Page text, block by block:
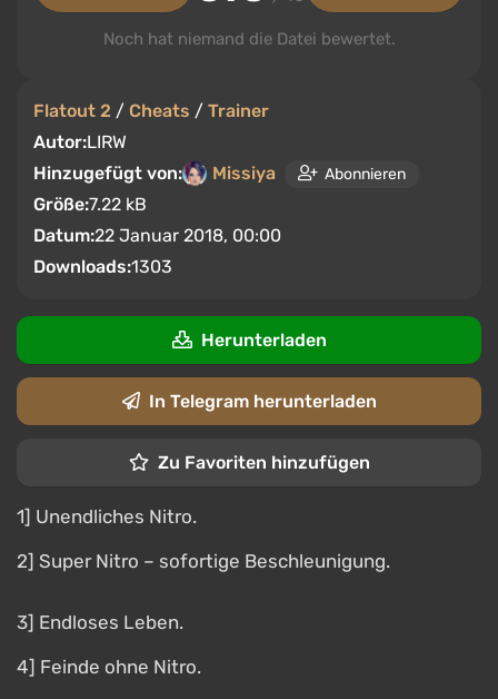
Flatout 2 / Cheats / Trainer
Autor:LIRW
Hinzugefügt von:
Missiya Abonnieren
Größe:7.22 kB
Datum:22 Januar 2018, 00:00
Downloads:1303
Noch hat niemand die Datei bewertet.
Herunterladen
In Telegram herunterladen
Zu Favoriten hinzufügen
1] Unendliches Nitro.
2] Super Nitro – sofortige Beschleunigung.
3] Endloses Leben.
4] Feinde ohne Nitro.